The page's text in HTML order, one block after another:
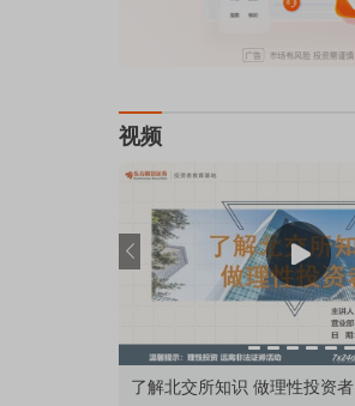
视频
了解北交所知识 做理性投资者